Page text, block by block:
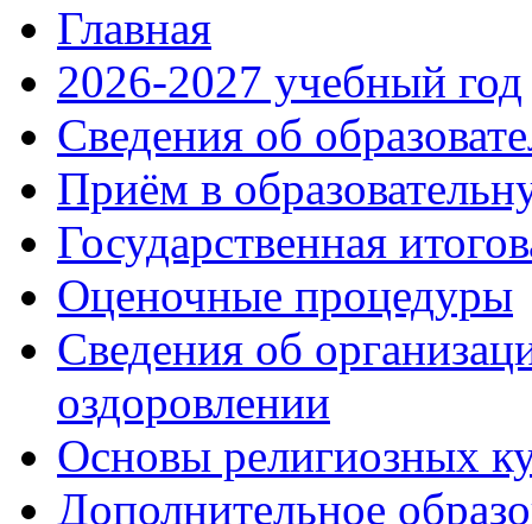
Главная
2026-2027 учебный год
Сведения об
Приём в
Государственная
Оценочные процедуры
Сведения об
оздоровлении
Основы религиозных
Дополнительное